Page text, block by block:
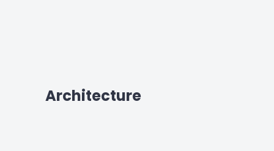
Architecture